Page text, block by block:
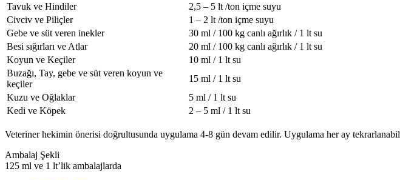
Tavuk ve Hindiler
2,5 – 5 lt /ton içme suyu
Civciv ve Piliçler
1 – 2 lt /ton içme suyu
Gebe ve süt veren inekler
30 ml / 100 kg canlı ağırlık / 1 lt su
Besi sığırları ve Atlar
20 ml / 100 kg canlı ağırlık / 1 lt su
Koyun ve Keçiler
10 ml / 1 lt su
Buzağı, Tay, gebe ve süt veren koyun ve
keçiler
15 ml / 1 lt su
Kuzu ve Oğlaklar
5 ml / 1 lt su
Kedi ve Köpek
2 – 5 ml / 1 lt su
Veteriner hekimin önerisi doğrultusunda uygulama 4-8 gün devam edilir. Uygulama her ay
Ambalaj Şekli
125 ml ve 1 lt’lik ambalajlarda